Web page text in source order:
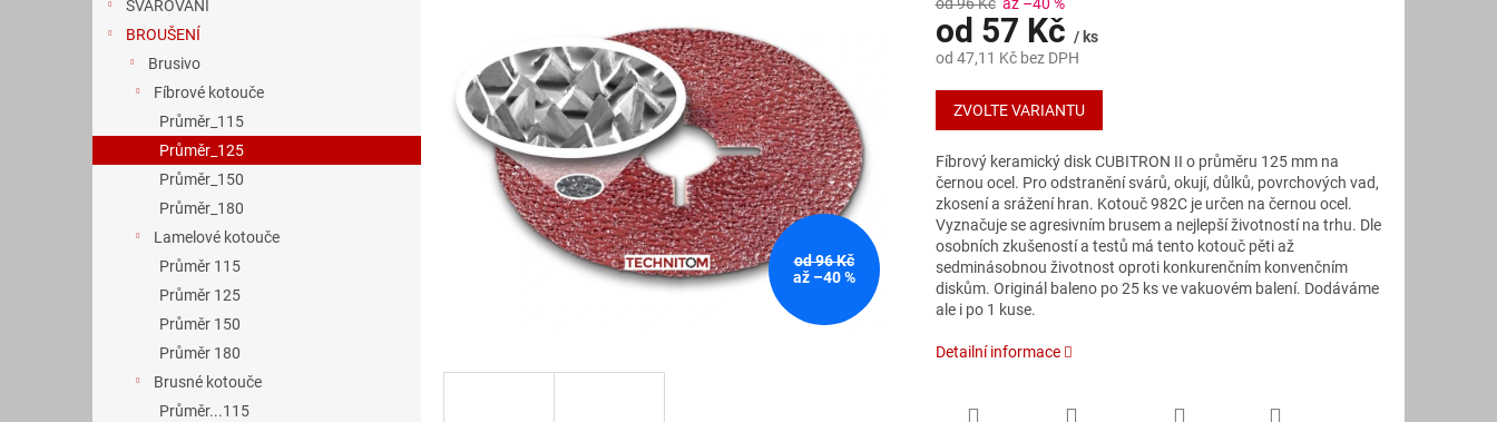
a
n
SVAŘOVÁNÍ
BROUŠENÍ
Brusivo
Fíbrové kotouče
Průměr_115
Průměr_125
Průměr_150
Průměr_180
Lamelové kotouče
Průměr 115
Průměr 125
Průměr 150
Průměr 180
Brusné kotouče
Průměr...115
4,0
z
5
hvězdiček.
od 96 Kč
až –40 %
od 96 Kč až –40 %
od 57 Kč / ks
od 47,11 Kčbez DPH
Měrná
cena:
ZVOLTE VARIANTU
Fíbrový keramický disk CUBITRON II o průměru 125 mm na
černou ocel. Pro odstranění svárů, okují, důlků, povrchových vad,
zkosení a srážení hran. Kotouč 982C je určen na černou ocel.
Vyznačuje se agresivním brusem a nejlepší životností na trhu. Dle
osobních zkušeností a testů má tento kotouč pěti až
sedminásobnou životnost oproti konkurenčním konvenčním
diskům. Originál baleno po 25 ks ve vakuovém balení. Dodáváme
ale i po 1 kuse.
Detailní informace